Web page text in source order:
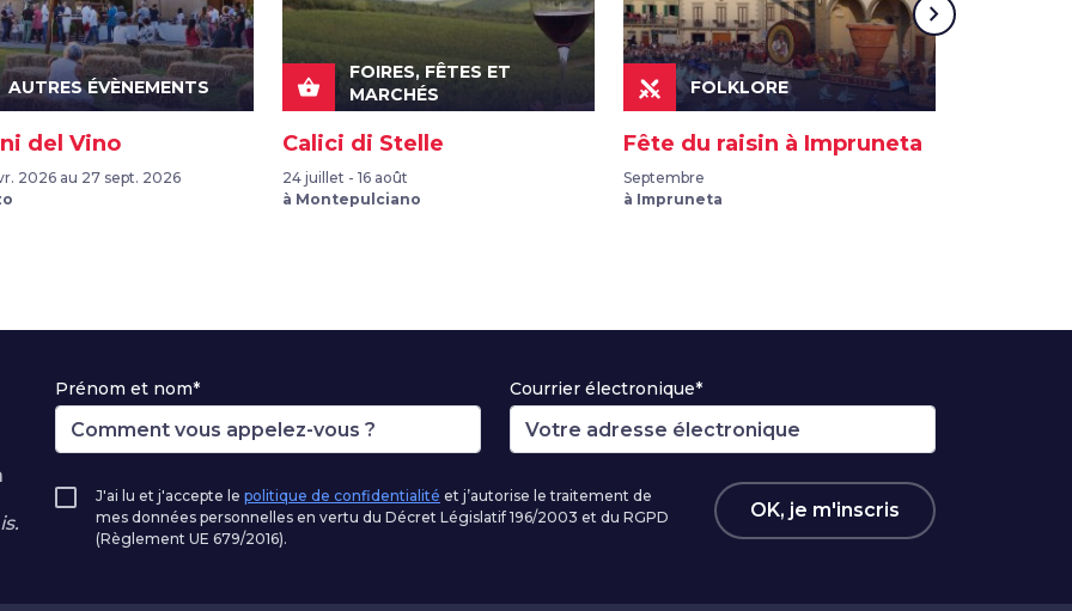
AUTRES ÉVÈNEMENTS
del Vino
2026 au 27 sept. 2026
shopping_basket
FOIRES, FÊTES ET
MARCHÉS
Calici di Stelle
24 juillet - 16 août
à Montepulciano
FOLKLORE
Fête du raisin à Impruneta
Septembre
à Impruneta
chevron_right
Prénom et nom* Courrier électronique*
J'ai lu et j'accepte le politique de confidentialité et j’autorise le traitement de
mes données personnelles en vertu du Décret Législatif 196/2003 et du RGPD
(Règlement UE 679/2016).
OK, je m'inscris